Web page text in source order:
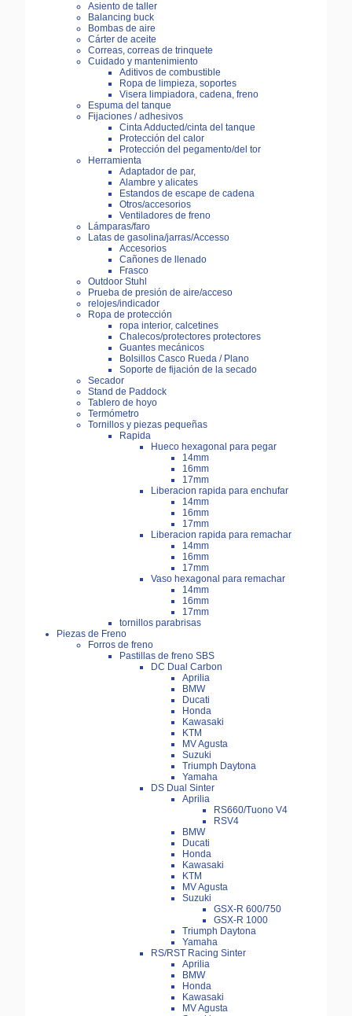
Asiento de taller
Balancing buck
Bombas de aire
Cárter de aceite
Correas, correas de trinquete
Cuidado y mantenimiento
Aditivos de combustible
Ropa de limpieza, soportes
Visera limpiadora, cadena, freno
Espuma del tanque
Fijaciones / adhesivos
Cinta Adducted/cinta del tanque
Protección del calor
Protección del pegamento/del tor
Herramienta
Adaptador de par,
Alambre y alicates
Estandos de escape de cadena
Otros/accesorios
Ventiladores de freno
Lámparas/faro
Latas de gasolina/jarras/Accesso
Accesorios
Cañones de llenado
Frasco
Outdoor Stuhl
Prueba de presión de aire/acceso
relojes/indicador
Ropa de protección
ropa interior, calcetines
Chalecos/protectores protectores
Guantes mecánicos
Bolsillos Casco Rueda / Plano
Soporte de fijación de la secado
Secador
Stand de Paddock
Tablero de hoyo
Termómetro
Tornillos y piezas pequeñas
Rapida
Hueco hexagonal para pegar
14mm
16mm
17mm
Liberacion rapida para enchufar
14mm
16mm
17mm
Liberacion rapida para remachar
14mm
16mm
17mm
Vaso hexagonal para remachar
14mm
16mm
17mm
tornillos parabrisas
Piezas de Freno
Forros de freno
Pastillas de freno SBS
DC Dual Carbon
Aprilia
BMW
Ducati
Honda
Kawasaki
KTM
MV Agusta
Suzuki
Triumph Daytona
Yamaha
DS Dual Sinter
Aprilia
RS660/Tuono V4
RSV4
BMW
Ducati
Honda
Kawasaki
KTM
MV Agusta
Suzuki
GSX-R 600/750
GSX-R 1000
Triumph Daytona
Yamaha
RS/RST Racing Sinter
Aprilia
BMW
Honda
Kawasaki
MV Agusta